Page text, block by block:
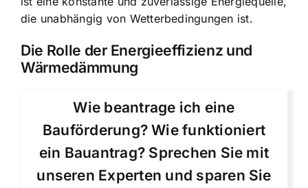
die unabhängig von Wetterbedingungen ist.
Die Rolle der Energieeffizienz und
Wärmedämmung
Wie beantrage ich eine
Bauförderung? Wie funktioniert
ein Bauantrag? Sprechen Sie mit
unseren Experten und sparen Sie